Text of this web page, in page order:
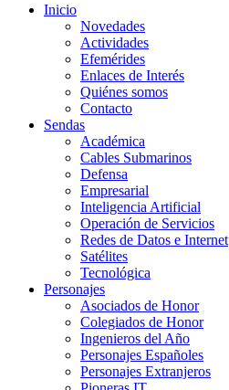
Inicio
Novedades
Actividades
Efemérides
Enlaces de Interés
Quiénes somos
Contacto
Sendas
Académica
Cables Submarinos
Defensa
Empresarial
Inteligencia Artificial
Operación de Servicios
Redes de Datos e Internet
Satélites
Tecnológica
Personajes
Asociados de Honor
Colegiados de Honor
Ingenieros del Año
Personajes Españoles
Personajes Extranjeros